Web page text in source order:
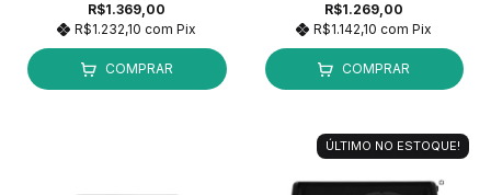
R$1.369,00
R$1.232,10com Pix
COMPRAR
R$1.269,00
R$1.142,10com Pix
COMPRAR
ÚLTIMO NO ESTOQUE!